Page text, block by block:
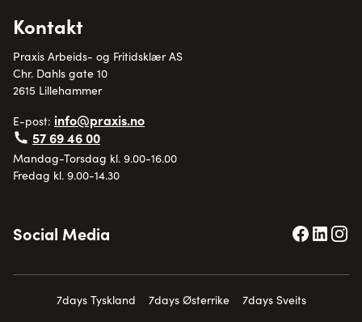
Kontakt
Praxis Arbeids- og Fritidsklær AS
Chr. Dahls gate 10
2615 Lillehammer
E-post: info@praxis.no
57 69 46 00
Mandag-Torsdag kl. 9.00-16.00
Fredag kl. 9.00-14.30
Social Media
7days Tyskland 7days Østerrike
7days Sveits